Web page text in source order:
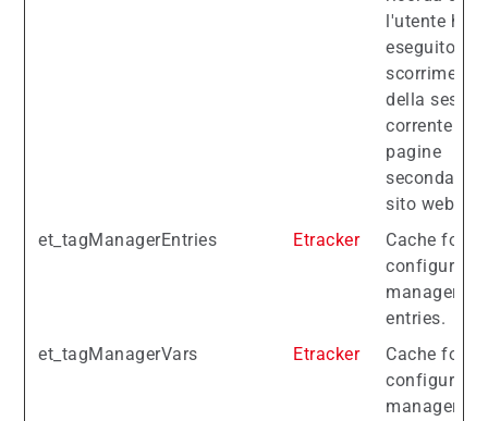
l'utente ha
eseguito lo
scorrimento
della
corrente tra
pagine
secondarie
sito web.
et_tagManagerEntries
Etracker
Cache for
configured
manager
entries.
et_tagManagerVars
Etracker
Cache for
configured
manager